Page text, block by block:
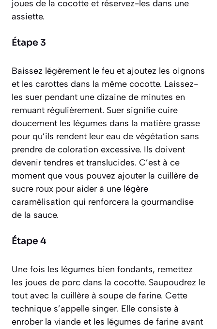
joues de la cocotte et réservez-les dans une
assiette.
Étape 3
Baissez légèrement le feu et ajoutez les oignons
et les carottes dans la même cocotte. Laissez-
les suer pendant une dizaine de minutes en
remuant régulièrement. Suer signifie cuire
doucement les légumes dans la matière grasse
pour qu’ils rendent leur eau de végétation sans
prendre de coloration excessive. Ils doivent
devenir tendres et translucides. C’est à ce
moment que vous pouvez ajouter la cuillère de
sucre roux pour aider à une légère
caramélisation qui renforcera la gourmandise
de la sauce.
Étape 4
Une fois les légumes bien fondants, remettez
les joues de porc dans la cocotte. Saupoudrez le
tout avec la cuillère à soupe de farine. Cette
technique s’appelle singer. Elle consiste à
enrober la viande et les légumes de farine avant